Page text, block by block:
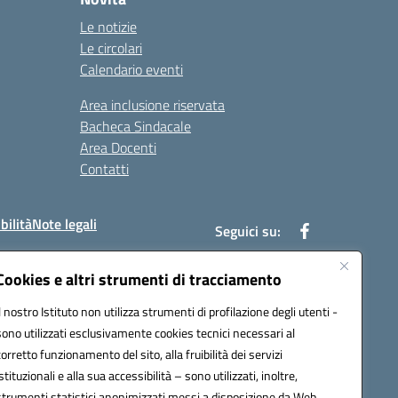
e altri strumenti di tracciamento
nostro Istituto non utilizza strumenti di profilazione degli utenti -
utilizzati esclusivamente cookies tecnici necessari al
funzionamento del sito, alla fruibilità dei servizi
e alla sua accessibilità – sono utilizzati, inoltre,
Le notizie
Le circolari
Calendario eventi
Area inclusione riservata
Bacheca Sindacale
Area Docenti
Contatti
Note legali Seguici su: